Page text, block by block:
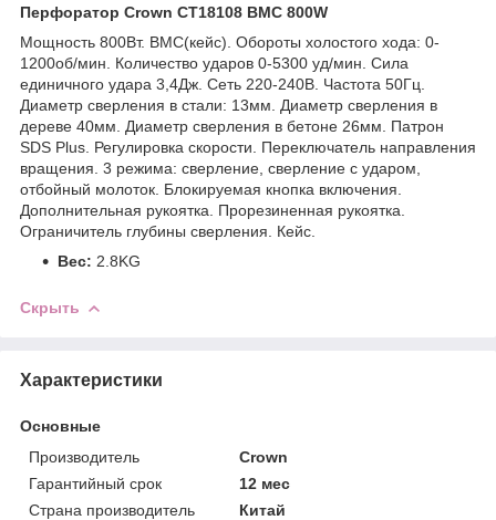
Перфоратор Crown CT18108 BMC 800W
Мощность 800Вт. BMC(кейс). Обороты холостого хода: 0-
1200об/мин. Количество ударов 0-5300 уд/мин. Сила
единичного удара 3,4Дж. Сеть 220-240В. Частота 50Гц.
Диаметр сверления в стали: 13мм. Диаметр сверления в
дереве 40мм. Диаметр сверления в бетоне 26мм. Патрон
SDS Plus. Регулировка скорости. Переключатель направления
вращения. 3 режима: сверление, сверление с ударом,
отбойный молоток. Блокируемая кнопка включения.
Дополнительная рукоятка. Прорезиненная рукоятка.
Ограничитель глубины сверления. Кейс.
Вес: 2.8KG
Скрыть
Характеристики
Основные
Производитель
Crown
Гарантийный срок
12 мес
Страна производитель
Китай